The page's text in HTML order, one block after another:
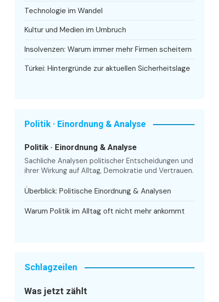
Technologie im Wandel
Kultur und Medien im Umbruch
Insolvenzen: Warum immer mehr Firmen scheitern
Türkei: Hintergründe zur aktuellen Sicherheitslage
Politik · Einordnung & Analyse
Politik · Einordnung & Analyse
Sachliche Analysen politischer Entscheidungen und
ihrer Wirkung auf Alltag, Demokratie und Vertrauen.
Überblick: Politische Einordnung & Analysen
Warum Politik im Alltag oft nicht mehr ankommt
Schlagzeilen
Was jetzt zählt